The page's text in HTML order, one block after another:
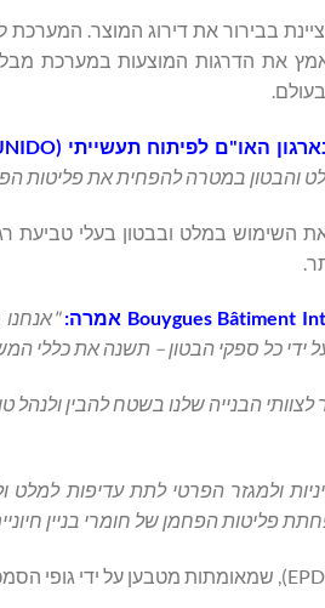
בבירור את דירוג המוצר. המערכת
את הדרגות המוצעות במערכת
האו"ם לפיתוח תעשייתי (
והבטון במטרה להפחית את פליטות
השימוש במלט ובבטון בעלי טביעת
Bouygues Bâtiment אמרה:
ידי כל ספקי הבטון – תשנה את כללי
הבנייה שלנו בשטח להבין ולנהל
ולמגזר הפרטי לתת עדיפות למלט
פליטות הפחמן של חומרי בניין